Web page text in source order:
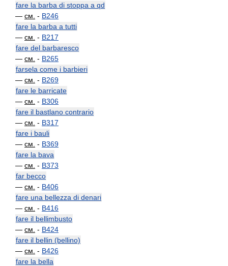
fare la barba di stoppa a qd
— см. - B246
fare la barba a tutti
— см. - B217
fare del barbaresco
— см. - B265
farsela come i barbieri
— см. - B269
fare le barricate
— см. - B306
fare il bastlano contrario
— см. - B317
fare i bauli
— см. - B369
fare la bava
— см. - B373
far becco
— см. - B406
fare una bellezza di denari
— см. - B416
fare il bellimbusto
— см. - B424
fare il bellin (bellino)
— см. - B426
fare la bella